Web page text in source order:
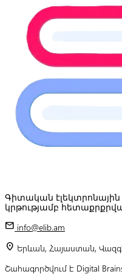
Գիտական
կրթությամբ
mail info@elib.am
location_on Երևան, Հայաստան,
Շահագործվում է Digital